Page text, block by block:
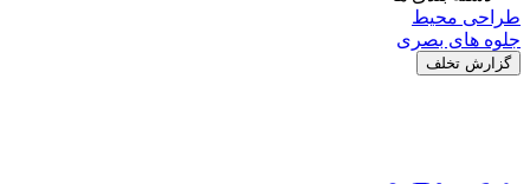
طراحی محیط
جلوه های بصری
گزارش تخلف